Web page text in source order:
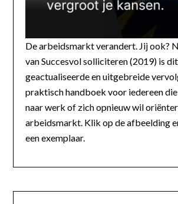
De arbeidsmarkt verandert. Jij ook?
van Succesvol solliciteren (2019) is
geactualiseerde en uitgebreide
praktisch handboek voor iedereen
naar werk of zich opnieuw wil
arbeidsmarkt. Klik op de afbeelding
een exemplaar.